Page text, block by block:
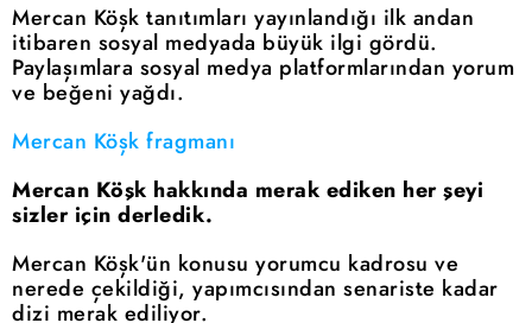
Mercan Köşk tanıtımları yayınlandığı ilk andan
itibaren sosyal medyada büyük ilgi gördü.
Paylaşımlara sosyal medya platformlarından yorum
ve beğeni yağdı.
Mercan Köşk fragmanı
Mercan Köşk hakkında merak ediken her şeyi
sizler için derledik.
Mercan Köşk'ün konusu yorumcu kadrosu ve
nerede çekildiği, yapımcısından senariste kadar
dizi merak ediliyor.